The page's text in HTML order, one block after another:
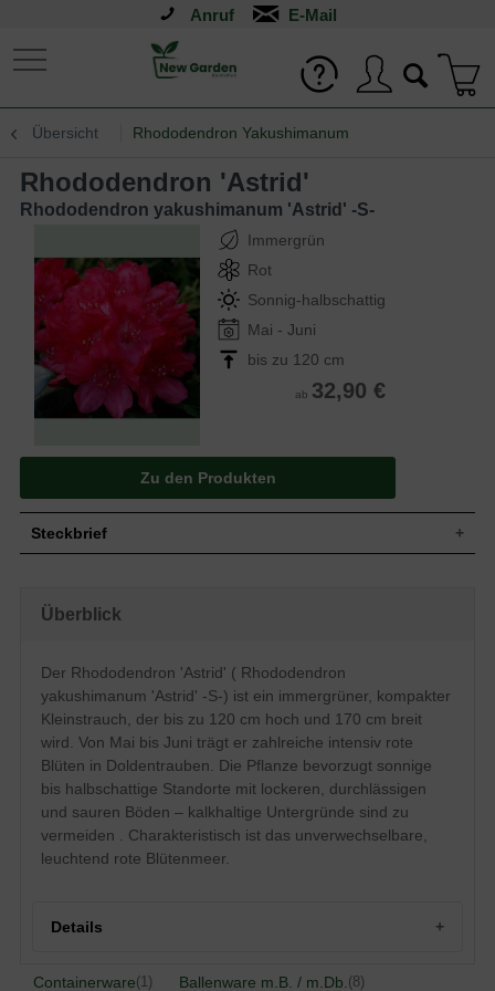
Anruf
Übersicht Rhododendron Yakushimanum
Rhododendron 'Astrid'
Rhododendron yakushimanum 'Astrid' -S-
Immergrün
Rot
Sonnig-halbschattig
Mai - Juni
bis zu 120 cm
ab 32,90 €
Zu den Produkten
Steckbrief
Blatt
Immergrün, lanzettlich, am Ende
zugespitzt, leicht nach oben gewölbt,
ledrig, dunkelgrün glänzend, bis zu 10 cm
lang
Frucht
Kapselfrucht
Blüte
Intensiv rote Blüten mit schwacher
dunkelroter Zeichnung, zahlreich, in
Doldentrauben
Blütezeit
Mai bis Juni
Rinde
Bräunlich
Boden
Überblick
Der Rhododendron 'Astrid' ( Rhododendron
yakushimanum 'Astrid' -S-) ist ein immergrüner, kompakter
Kleinstrauch, der bis zu 120 cm hoch und 170 cm breit
wird. Von Mai bis Juni trägt er zahlreiche intensiv rote
Blüten in Doldentrauben. Die Pflanze bevorzugt sonnige
bis halbschattige Standorte mit lockeren, durchlässigen
und sauren Böden – kalkhaltige Untergründe sind zu
vermeiden . Charakteristisch ist das unverwechselbare,
leuchtend rote Blütenmeer.
Details
Containerware(1) Ballenware m.B. / m.Db. (8)